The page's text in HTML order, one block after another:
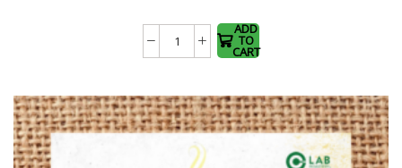
咖
品
鑑
杯
ADD
TO
CART
The
options
chosen
on the
product